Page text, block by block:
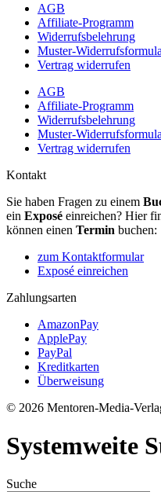
AGB
Affiliate-Programm
Widerrufsbelehrung
Muster-
Vertrag widerrufen
AGB
Affiliate-Programm
Widerrufsbelehrung
Muster-
Vertrag widerrufen
Kontakt
Sie haben Fragen zu einem
ein Exposé einreichen? Hier
können einen Termin buchen:
zum Kontaktformular
Exposé einreichen
Zahlungsarten
AmazonPay
ApplePay
PayPal
Kreditkarten
Überweisung
© 2026 Mentoren-Media-
Systemweite
Suche